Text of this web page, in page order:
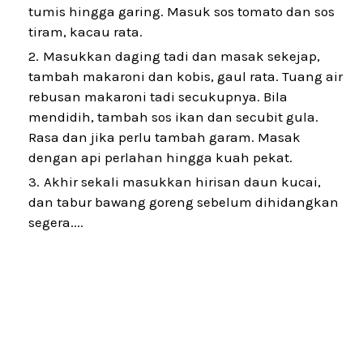
tumis hingga garing. Masuk sos tomato dan sos
tiram, kacau rata.
Masukkan daging tadi dan masak sekejap,
tambah makaroni dan kobis, gaul rata. Tuang air
rebusan makaroni tadi secukupnya. Bila
mendidih, tambah sos ikan dan secubit gula.
Rasa dan jika perlu tambah garam. Masak
dengan api perlahan hingga kuah pekat.
Akhir sekali masukkan hirisan daun kucai,
dan tabur bawang goreng sebelum dihidangkan
segera....